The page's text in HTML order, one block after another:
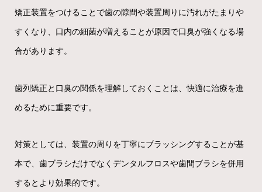
矯正装置をつけることで歯の隙間や装置周りに汚れがたまりや
すくなり、口内の細菌が増えることが原因で口臭が強くなる場
合があります。
歯列矯正と口臭の関係を理解しておくことは、快適に治療を進
めるために重要です。
対策としては、装置の周りを丁寧にブラッシングすることが基
本で、歯ブラシだけでなくデンタルフロスや歯間ブラシを併用
するとより効果的です。